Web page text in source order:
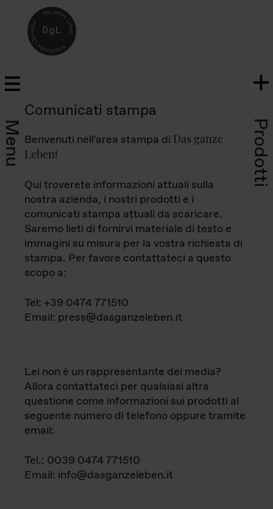
Menu Prodotti
Comunicati stampa
Benvenuti nell'area stampa di Das ganze
Leben!
Qui troverete informazioni attuali sulla
nostra azienda, i nostri prodotti e i
comunicati stampa attuali da scaricare.
Saremo lieti di fornirvi materiale di testo e
immagini su misura per la vostra richiesta di
stampa. Per favore contattateci a questo
scopo a:
Tel: +39 0474 771510
Email: press@dasganzeleben.it
Lei non è un rappresentante dei media?
Allora contattateci per qualsiasi altra
questione come informazioni sui prodotti al
seguente numero di telefono oppure tramite
email:
Tel.: 0039 0474 771510
Email: info@dasganzeleben.it